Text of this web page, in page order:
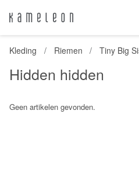
Kleding Riemen Tiny Big
Hidden hidden
Geen artikelen gevonden.